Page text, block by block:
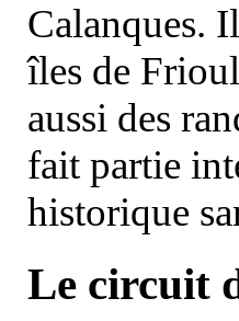
Calanques.
îles de
aussi des
fait partie
historique
Le circuit